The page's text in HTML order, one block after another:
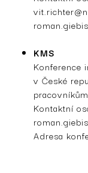
KMS
Konference
v České
Kontaktní
Adresa